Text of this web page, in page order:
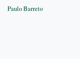
Paulo Barreto